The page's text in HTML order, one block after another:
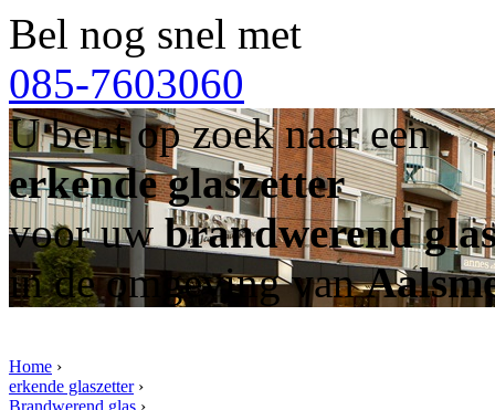
Bel nog snel met
085-7603060
U bent op zoek naar een
erkende glaszetter
voor uwbrandwerend
in de omgeving van
Home ›
erkende glaszetter›
Brandwerend glas ›